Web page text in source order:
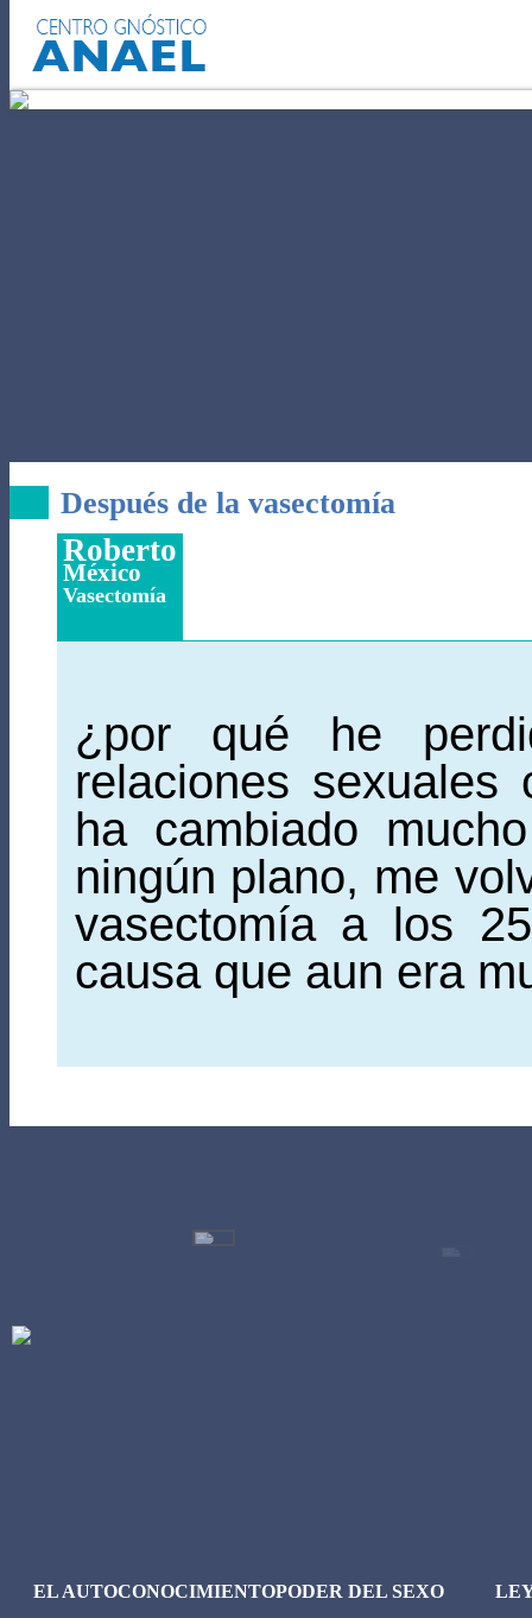
Después de la vasectomía
Roberto
México
Vasectomía
¿por qué he
relaciones
ha cambiado
ningún plano, me
vasectomía a los
causa que aun era
EL AUTOCONOCIMIENTOPODER DEL SEXO